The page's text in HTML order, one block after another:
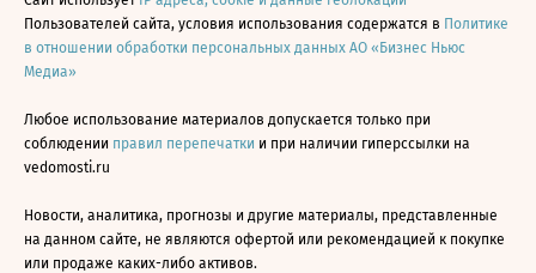
Пользователей сайта, условия использования содержатся в Политике
в отношении обработки персональных данных АО «Бизнес Ньюс
Медиа»
Любое использование материалов допускается только при
соблюдении правил перепечатки и при наличии гиперссылки на
vedomosti.ru
Новости, аналитика, прогнозы и другие материалы, представленные
на данном сайте, не являются офертой или рекомендацией к покупке
или продаже каких-либо активов.